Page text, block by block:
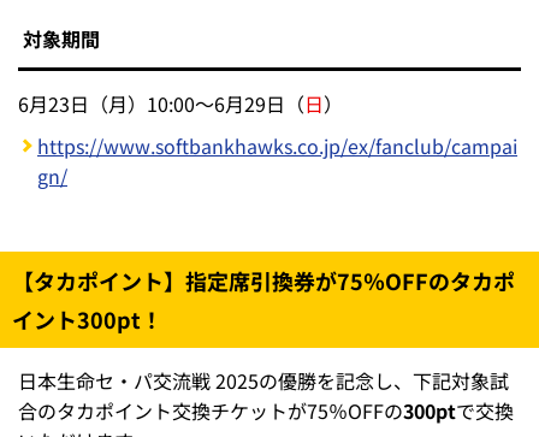
6月29日（日 ）までの新規ご入会で、入会ポイントが2倍
となる「クラブホークス応援後押しキャンペーン」が交流